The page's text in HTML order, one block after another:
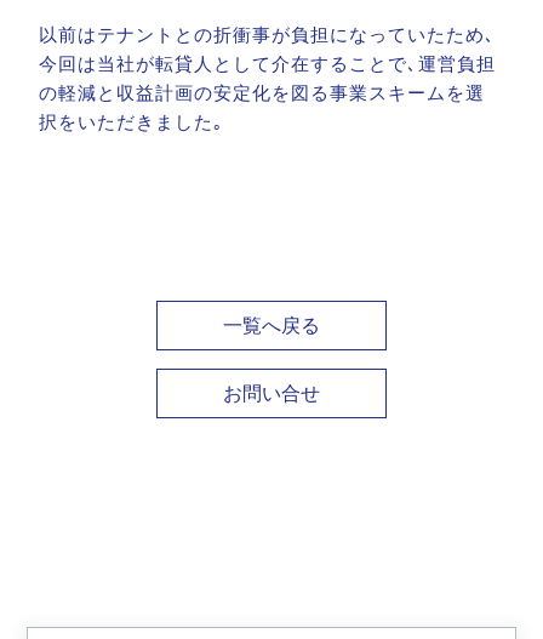
以前はテナントとの折衝事が負担になっていたため､
今回は当社が転貸人として介在することで､運営負担
の軽減と収益計画の安定化を図る事業スキームを選
択をいただきました｡
一覧へ戻る
お問い合せ